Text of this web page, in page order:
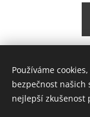
Používáme
bezpečnost našich
nejlepší zkušenost